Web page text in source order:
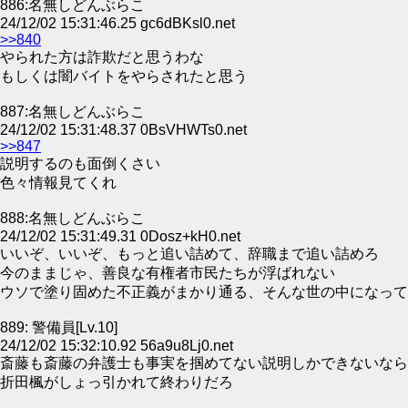
886:名無しどんぶらこ
24/12/02 15:31:46.25 gc6dBKsl0.net
>>840
やられた方は詐欺だと思うわな
もしくは闇バイトをやらされたと思う
887:名無しどんぶらこ
24/12/02 15:31:48.37 0BsVHWTs0.net
>>847
説明するのも面倒くさい
色々情報見てくれ
888:名無しどんぶらこ
24/12/02 15:31:49.31 0Dosz+kH0.net
いいぞ、いいぞ、もっと追い詰めて、辞職まで追い詰めろ
今のままじゃ、善良な有権者市民たちが浮ばれない
ウソで塗り固めた不正義がまかり通る、そんな世の中になっ
889: 警備員[Lv.10]
24/12/02 15:32:10.92 56a9u8Lj0.net
斎藤も斎藤の弁護士も事実を掴めてない説明しかできないなら
折田楓がしょっ引かれて終わりだろ